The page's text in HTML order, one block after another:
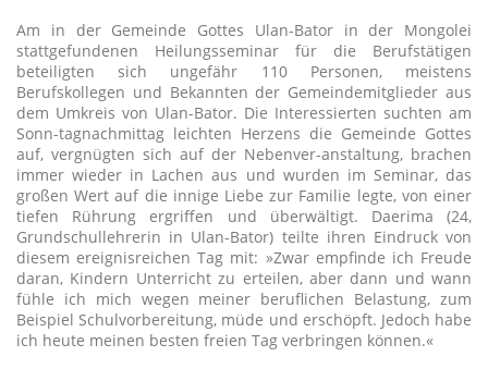
Am in der Gemeinde Gottes Ulan-Bator in der Mongolei
stattgefundenen Heilungsseminar für die Berufstätigen
beteiligten sich ungefähr 110 Personen, meistens
Berufskollegen und Bekannten der Gemeindemitglieder aus
dem Umkreis von Ulan-Bator. Die Interessierten suchten am
Sonn-tagnachmittag leichten Herzens die Gemeinde Gottes
auf, vergnügten sich auf der Nebenver-anstaltung, brachen
immer wieder in Lachen aus und wurden im Seminar, das
großen Wert auf die innige Liebe zur Familie legte, von einer
tiefen Rührung ergriffen und überwältigt. Daerima (24,
Grundschullehrerin in Ulan-Bator) teilte ihren Eindruck von
diesem ereignisreichen Tag mit: »Zwar empfinde ich Freude
daran, Kindern Unterricht zu erteilen, aber dann und wann
fühle ich mich wegen meiner beruflichen Belastung, zum
Beispiel Schulvorbereitung, müde und erschöpft. Jedoch habe
ich heute meinen besten freien Tag verbringen können.«